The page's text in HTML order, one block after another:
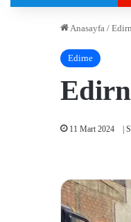
Anasayfa /
Edirne
11 Mart 2024 |